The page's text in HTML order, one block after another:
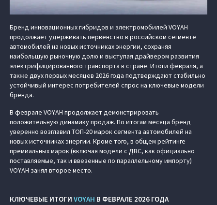
Бренд инновационных гибридов и электромобилей VOYAH
продолжает удерживать первенство в российском сегменте
автомобилей на новых источниках энергии, сохраняя
наибольшую рыночную долю и выступая драйвером развития
электрифицированного транспорта в стране. Итоги февраля, а
также двух первых месяцев 2026 года подтверждают стабильно
устойчивый интерес потребителей спрос на ключевые модели
бренда.
В феврале VOYAH продолжает демонстрировать
положительную динамику продаж. По итогам месяца бренд
уверенно возглавил ТОП-20 марок сегмента автомобилей на
новых источниках энергии. Кроме того, в общем рейтинге
премиальных марок (включая модели с ДВС, как официально
поставляемые, так и ввезенные по параллельному импорту)
VOYAH занял второе место.
КЛЮЧЕВЫЕ ИТОГИ VOYAH В ФЕВРАЛЕ 2026 ГОДА